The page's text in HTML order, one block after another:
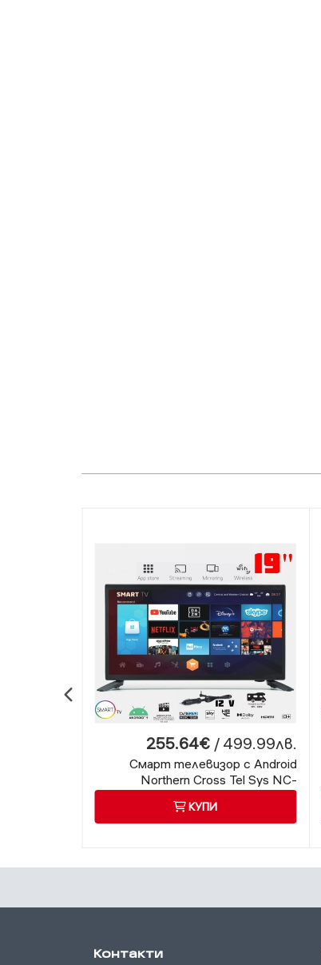
255.64€ / 499.99лв.
Смарт телевизор с Android
Northern Cross Tel Sys NC-
SMART19 LX SLIM, 19 инча, 12
КУПИ
Контакти